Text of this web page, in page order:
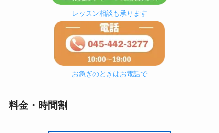
レッスン相談も承ります
お急ぎのときはお電話で
料金・時間割